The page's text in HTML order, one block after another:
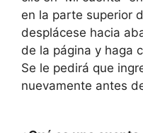
en la parte superior
desplácese hacia
de la página y haga
Se le pedirá que
nuevamente antes